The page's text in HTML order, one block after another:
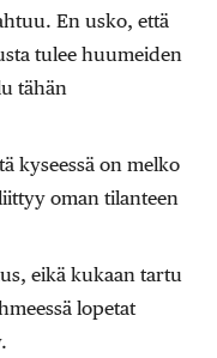
En usko, että
tulee huumeiden
tähän
kyseessä on melko
oman tilanteen
eikä kukaan tartu
lopetat